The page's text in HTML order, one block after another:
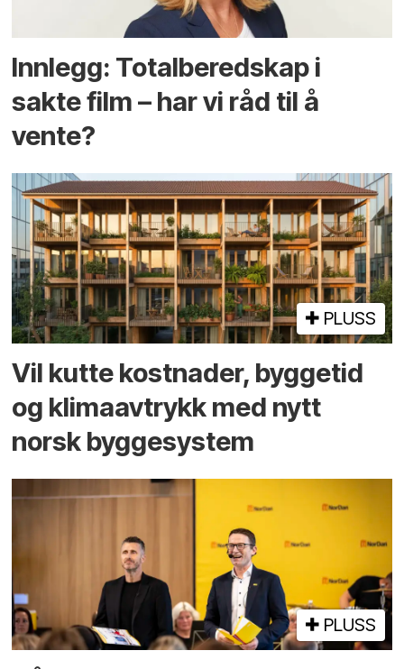
Innlegg: Totalberedskap i
sakte film – har vi råd til å
vente?
PLUSS
Vil kutte kostnader, byggetid
og klima­avtrykk med nytt
norsk bygge­system
PLUSS